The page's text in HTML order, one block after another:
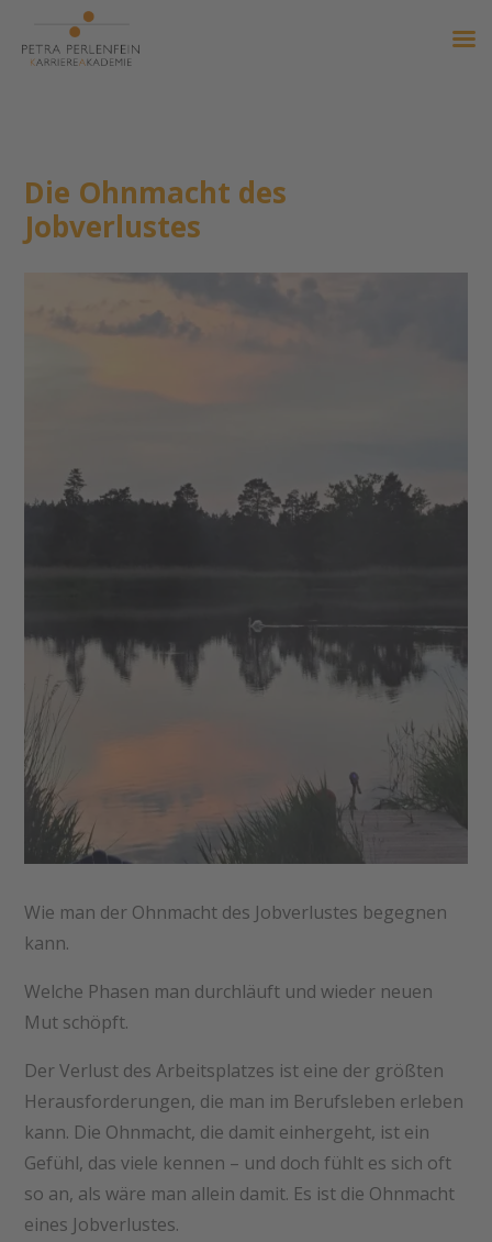
Die Ohnmacht des
Jobverlustes
Wie man der Ohnmacht des Jobverlustes begegnen
kann.
Welche Phasen man durchläuft und wieder neuen
Mut schöpft.
Der Verlust des Arbeitsplatzes ist eine der größten
Herausforderungen, die man im Berufsleben erleben
kann. Die Ohnmacht, die damit einhergeht, ist ein
Gefühl, das viele kennen – und doch fühlt es sich oft
so an, als wäre man allein damit. Es ist die Ohnmacht
eines Jobverlustes.